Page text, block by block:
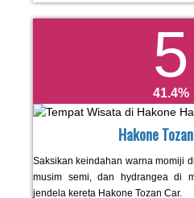
5
41.4
Hakone
Saksikan keindahan warna momiji
musim semi, dan hydrangea di
jendela kereta Hakone Tozan Car.